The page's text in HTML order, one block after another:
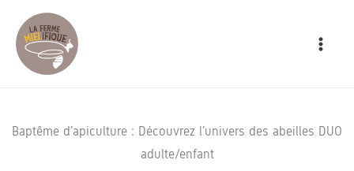
contenu
Baptême d’apiculture : Découvrez l’univers des abeilles DUO
adulte/enfant